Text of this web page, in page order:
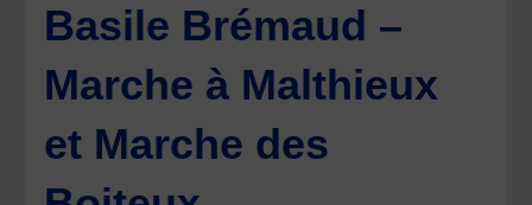
Basile Brémaud –
Marche à Malthieux
et Marche des